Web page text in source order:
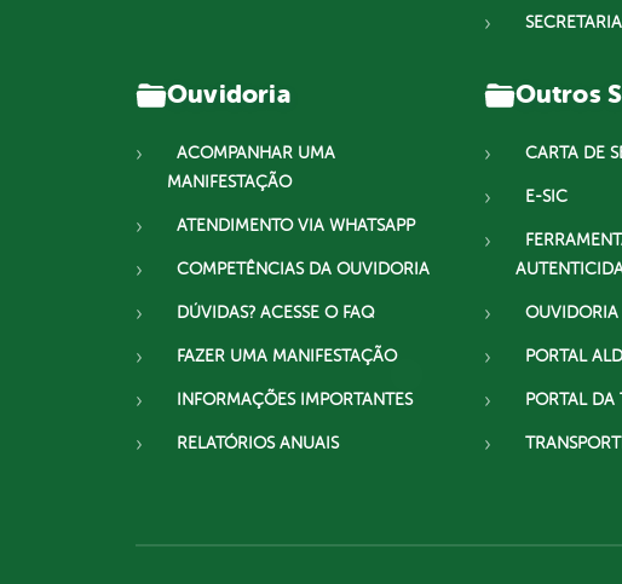
Ouvidoria
ACOMPANHAR UMA
MANIFESTAÇÃO
ATENDIMENTO VIA WHATSAPP
COMPETÊNCIAS DA OUVIDORIA
DÚVIDAS? ACESSE O FAQ
FAZER UMA MANIFESTAÇÃO
INFORMAÇÕES IMPORTANTES
RELATÓRIOS ANUAIS
Outros
CARTA DE
E-SIC
OUVIDORIA
PORTAL
PORTAL DA